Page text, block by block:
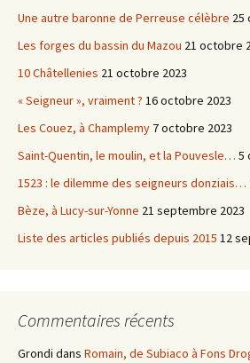
Une autre baronne de Perreuse célèbre 25
Les forges du bassin du Mazou 21 octobre
10 Châtellenies 21 octobre 2023
« Seigneur », vraiment ? 16 octobre 2023
Les Couez, à Champlemy 7 octobre 2023
Saint-Quentin, le moulin, et la Pouvesle… 5
1523 : le dilemme des seigneurs donziais…
Bèze, à Lucy-sur-Yonne 21 septembre 2023
Liste des articles publiés depuis 2015 12
Commentaires récents
Grondi dans Romain, de Subiaco à Fons